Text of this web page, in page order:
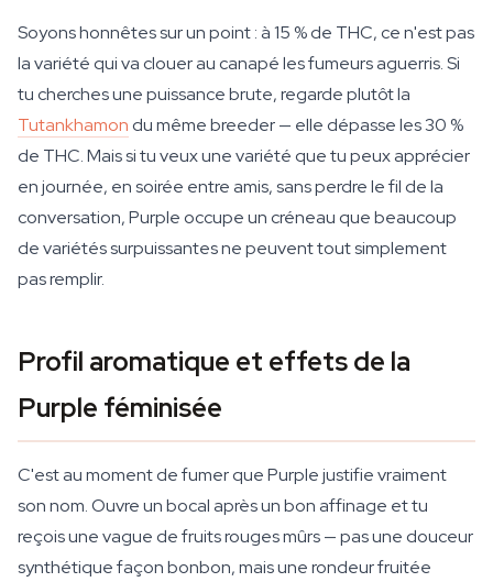
Soyons honnêtes sur un point : à 15 % de THC, ce n'est pas
la variété qui va clouer au canapé les fumeurs aguerris. Si
tu cherches une puissance brute, regarde plutôt la
Tutankhamon du même breeder — elle dépasse les 30 %
de THC. Mais si tu veux une variété que tu peux apprécier
en journée, en soirée entre amis, sans perdre le fil de la
conversation, Purple occupe un créneau que beaucoup
de variétés surpuissantes ne peuvent tout simplement
pas remplir.
Profil aromatique et effets de la
Purple féminisée
C'est au moment de fumer que Purple justifie vraiment
son nom. Ouvre un bocal après un bon affinage et tu
reçois une vague de fruits rouges mûrs — pas une douceur
synthétique façon bonbon, mais une rondeur fruitée